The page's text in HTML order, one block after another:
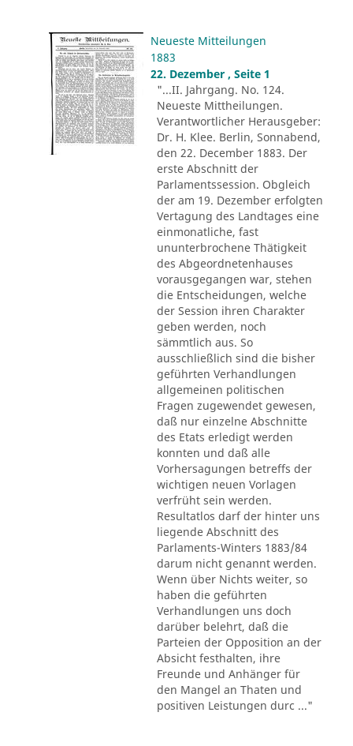
Neueste Mitteilungen
1883
22. Dezember , Seite 1
"...II. Jahrgang. No. 124.
Neueste Mittheilungen.
Verantwortlicher Herausgeber:
Dr. H. Klee. Berlin, Sonnabend,
den 22. December 1883. Der
erste Abschnitt der
Parlamentssession. Obgleich
der am 19. Dezember erfolgten
Vertagung des Landtages eine
einmonatliche, fast
ununterbrochene Thätigkeit
des Abgeordnetenhauses
vorausgegangen war, stehen
die Entscheidungen, welche
der Session ihren Charakter
geben werden, noch
sämmtlich aus. So
ausschließlich sind die bisher
geführten Verhandlungen
allgemeinen politischen
Fragen zugewendet gewesen,
daß nur einzelne Abschnitte
des Etats erledigt werden
konnten und daß alle
Vorhersagungen betreffs der
wichtigen neuen Vorlagen
verfrüht sein werden.
Resultatlos darf der hinter uns
liegende Abschnitt des
Parlaments-Winters 1883/84
darum nicht genannt werden.
Wenn über Nichts weiter, so
haben die geführten
Verhandlungen uns doch
darüber belehrt, daß die
Parteien der Opposition an der
Absicht festhalten, ihre
Freunde und Anhänger für
den Mangel an Thaten und
positiven Leistungen durc ..."